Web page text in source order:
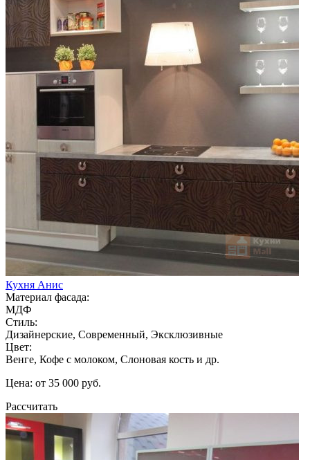
Кухня Анис
Материал фасада:
МДФ
Стиль:
Дизайнерские, Современный, Эксклюзивные
Цвет:
Венге, Кофе с молоком, Слоновая кость и др.
Цена: от 35 000 руб.
Рассчитать